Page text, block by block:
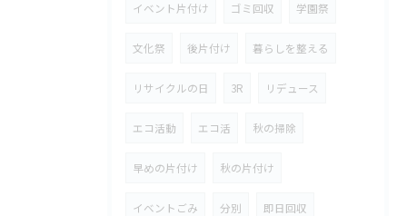
イベント片付け ゴミ回収 学園祭
文化祭 後片付け 暮らしを整える
リサイクルの日 3R リデュース
エコ活動 エコ活 秋の掃除
早めの片付け 秋の片付け
イベントごみ 分別 即日回収